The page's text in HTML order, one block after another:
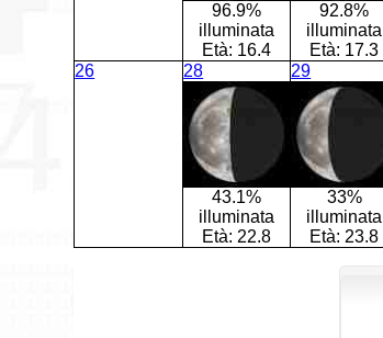
96.9%
illuminata
Età: 16.4
92.8%
illuminata
Età: 17.3
26
28
43.1%
illuminata
Età: 22.8
29
33%
illuminata
Età: 23.8